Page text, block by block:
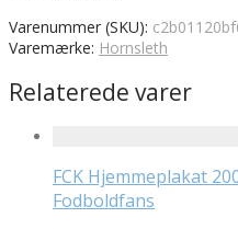
Varenummer (SKU):
Varemærke: Hornsleth
Relaterede varer
FCK Hjemmeplakat
Fodboldfans